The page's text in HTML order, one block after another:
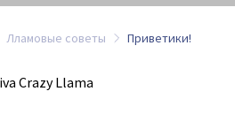
Лламовые советы Приветики!